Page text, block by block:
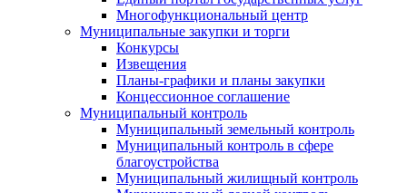
Многофункциональный центр
Муниципальные закупки и торги
Конкурсы
Извещения
Планы-графики и планы закупки
Концессионное соглашение
Муниципальный контроль
Муниципальный земельный контроль
Муниципальный контроль в сфере
благоустройства
Муниципальный жилищный контроль